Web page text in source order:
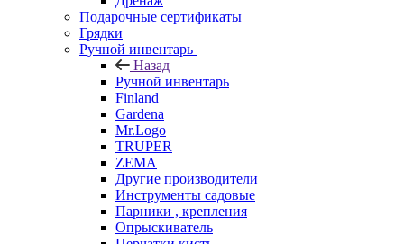
Подарочные сертификаты
Грядки
Ручной инвентарь
Назад
Ручной инвентарь
Finland
Gardena
Mr.Logo
TRUPER
ZEMA
Другие производители
Инструменты садовые
Парники , крепления
Опрыскиватель